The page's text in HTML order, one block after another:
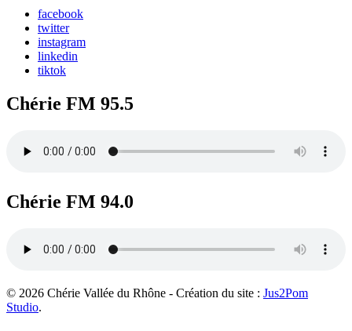
facebook
twitter
instagram
linkedin
tiktok
Chérie FM 95.5
Chérie FM 94.0
© 2026 Chérie Vallée du Rhône - Création du site : Jus2Pom
Studio.